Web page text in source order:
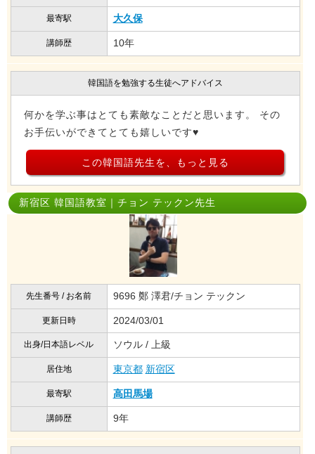
最寄駅 大久保
講師歴 10年
韓国語を勉強する生徒へアドバイス
何かを学ぶ事はとても素敵なことだと思います。 その
お手伝いができてとても嬉しいです♥
この韓国語先生を、もっと見る
新宿区 韓国語教室｜チョン テックン先生
先生番号 / お名前 9696 鄭 澤君/チョン テックン
更新日時 2024/03/01
出身/日本語レベル ソウル / 上級
居住地 東京都 新宿区
最寄駅 高田馬場
講師歴 9年